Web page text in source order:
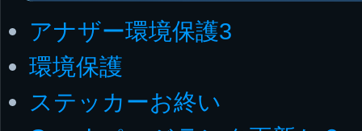
アナザー環境保護3
環境保護
ステッカーお終い